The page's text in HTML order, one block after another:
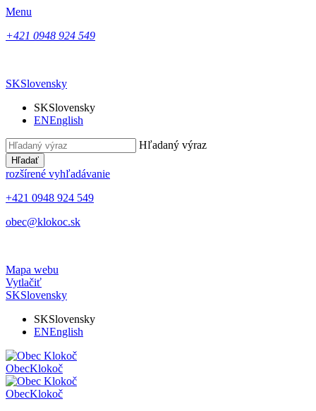
Menu
+421 0948 924 549
SKSlovensky
SKSlovensky
ENEnglish
Hľadaný výraz
Hľadať
rozšírené vyhľadávanie
+421 0948 924 549
obec@klokoc.sk
Mapa webu
Vytlačiť
SKSlovensky
SKSlovensky
ENEnglish
ObecKlokoč
ObecKlokoč